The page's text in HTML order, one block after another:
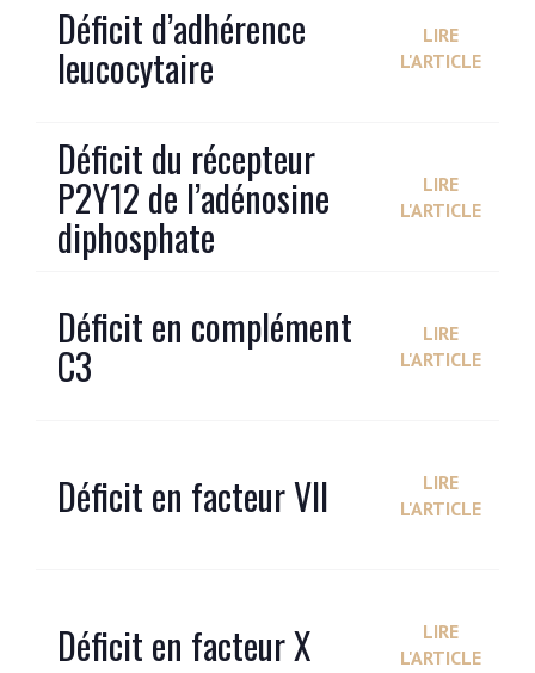
Déficit d’adhérence
leucocytaire
LIRE
L'ARTICLE
Déficit du récepteur
P2Y12 de l’adénosine
diphosphate
LIRE
L'ARTICLE
Déficit en complément
C3
LIRE
L'ARTICLE
Déficit en facteur VII
LIRE
L'ARTICLE
Déficit en facteur X
LIRE
L'ARTICLE